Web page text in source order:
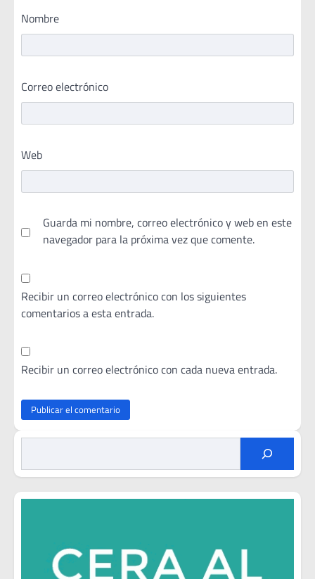
Nombre
Correo electrónico
Web
Guarda mi nombre, correo electrónico y web en este
navegador para la próxima vez que comente.
Recibir un correo electrónico con los siguientes
comentarios a esta entrada.
Recibir un correo electrónico con cada nueva entrada.